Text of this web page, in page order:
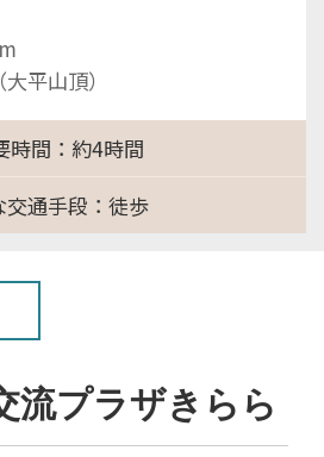
平山頂）
時間：約4時間
交通手段：徒歩
流プラザきらら